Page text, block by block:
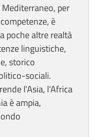
per
è
poche altre realtà
linguistiche,
storico
sociali.
l'Asia, l'Africa
è ampia,